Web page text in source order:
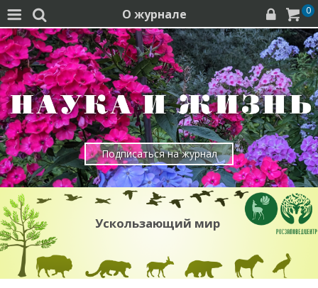
  О журнале   0
Подписаться на журнал
Ускользающий мир